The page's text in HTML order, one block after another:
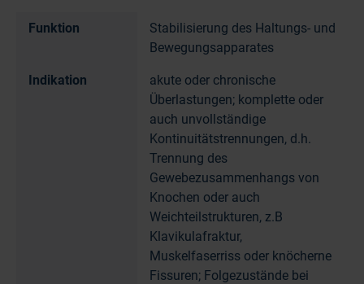
Funktion
Stabilisierung des Haltungs- und
Bewegungsapparates
Indikation
akute oder chronische
Überlastungen; komplette oder
auch unvollständige
Kontinuitätstrennungen, d.h.
Trennung des
Gewebezusammenhangs von
Knochen oder auch
Weichteilstrukturen, z.B
Klavikulafraktur,
Muskelfaserriss oder knöcherne
Fissuren; Folgezustände bei